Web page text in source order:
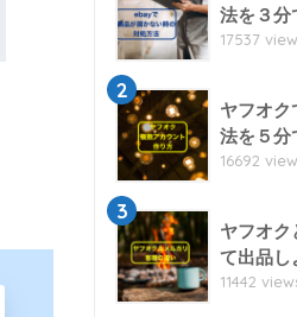
法を３分
17537
2
ヤフオク
法を５分
16692
3
ヤフオク
て出品し
11442